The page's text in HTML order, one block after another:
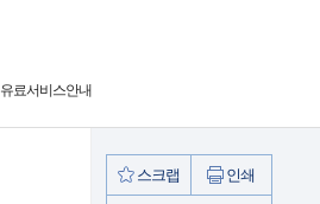
유료서비스안내
스크랩 인쇄